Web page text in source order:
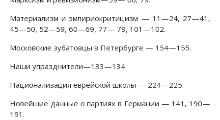
Материализм и эмпириокритицизм — 11—24, 27—41,
45—50, 52—59, 60—69, 77— 79, 101—102.
Московские зубатовцы в Петербурге — 154—155.
Наши упразднители—133—134.
Национализация еврейской школы — 224—225.
Новейшие данные о партиях в Германии — 141, 190—
191.